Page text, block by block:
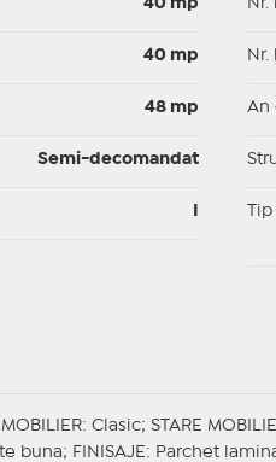
40 mp
40 mp
48 mp
Semi-decomandat
Nr.
Nr.
An
: Clasic; STARE
buna; FINISAJE : Parchet